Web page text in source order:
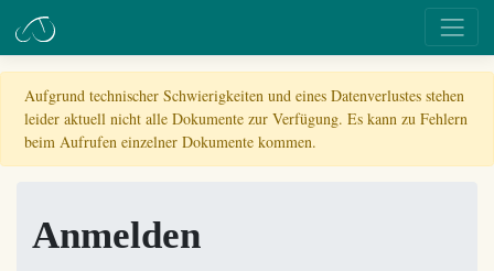
Aufgrund technischer Schwierigkeiten und eines Datenverlustes stehen
leider aktuell nicht alle Dokumente zur Verfügung. Es kann zu Fehlern
beim Aufrufen einzelner Dokumente kommen.
Anmelden